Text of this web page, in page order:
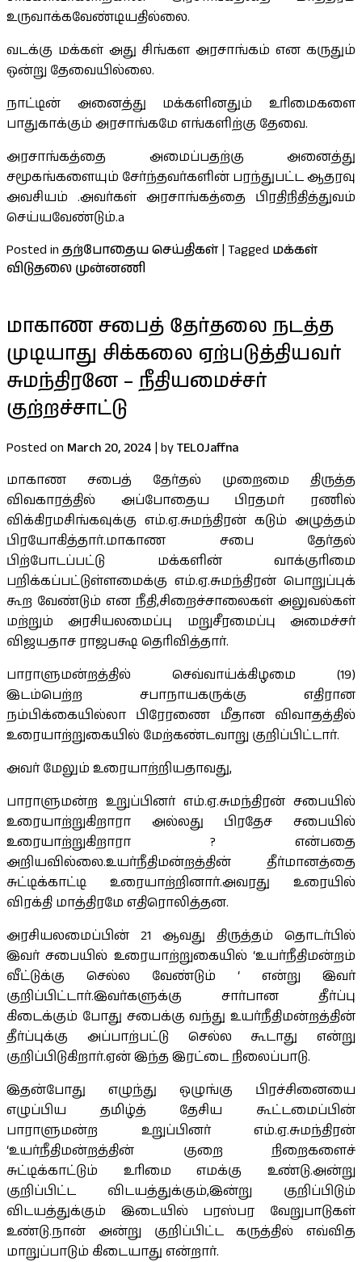
உருவாக்கவேண்டியதில்லை.
வடக்கு மக்கள் அது சிங்கள அரசாங்கம் என கருதும்
ஒன்று தேவையில்லை.
நாட்டின் அனைத்து மக்களினதும் உரிமைகளை
பாதுகாக்கும் அரசாங்கமே எங்களிற்கு தேவை.
அரசாங்கத்தை அமைப்பதற்கு அனைத்து
சமூகங்களையும் சேர்ந்தவர்களின் பரந்துபட்ட ஆதரவு
அவசியம் .அவர்கள் அரசாங்கத்தை பிரதிநிதித்துவம்
செய்யவேண்டும்.a
Posted in தற்போதைய செய்திகள் | Tagged மக்கள்
விடுதலை முன்னணி
மாகாண சபைத் தேர்தலை நடத்த
முடியாது சிக்கலை ஏற்படுத்தியவர்
சுமந்திரனே – நீதியமைச்சர்
குற்றச்சாட்டு
Posted on March 20, 2024 | byTELOJaffna
மாகாண சபைத் தேர்தல் முறைமை திருத்த
விவகாரத்தில் அப்போதைய பிரதமர் ரணில்
விக்கிரமசிங்கவுக்கு எம்.ஏ.சுமந்திரன் கடும் அழுத்தம்
பிரயோகித்தார்.மாகாண சபை தேர்தல்
பிற்போடப்பட்டு மக்களின் வாக்குரிமை
பறிக்கப்பட்டுள்ளமைக்கு எம்.ஏ.சுமந்திரன் பொறுப்புக்
கூற வேண்டும் என நீதி,சிறைச்சாலைகள் அலுவல்கள்
மற்றும் அரசியலமைப்பு மறுசீரமைப்பு அமைச்சர்
விஜயதாச ராஜபக்ஷ தெரிவித்தார்.
பாராளுமன்றத்தில் செவ்வாய்க்கிழமை (19)
இடம்பெற்ற சபாநாயகருக்கு எதிரான
நம்பிக்கையில்லா பிரேரணை மீதான விவாதத்தில்
உரையாற்றுகையில் மேற்கண்டவாறு குறிப்பிட்டார்.
அவர் மேலும் உரையாற்றியதாவது,
பாராளுமன்ற உறுப்பினர் எம்.ஏ.சுமந்திரன் சபையில்
உரையாற்றுகிறாரா அல்லது பிரதேச சபையில்
உரையாற்றுகிறாரா ? என்பதை
அறியவில்லை.உயர்நீதிமன்றத்தின் தீர்மானத்தை
சுட்டிக்காட்டி உரையாற்றினார்.அவரது உரையில்
விரக்தி மாத்திரமே எதிரொலித்தன.
அரசியலமைப்பின் 21 ஆவது திருத்தம் தொடர்பில்
இவர் சபையில் உரையாற்றுகையில் ‘உயர்நீதிமன்றம்
வீட்டுக்கு செல்ல வேண்டும் ‘ என்று இவர்
குறிப்பிட்டார்.இவர்களுக்கு சார்பான தீர்ப்பு
கிடைக்கும் போது சபைக்கு வந்து உயர்நீதிமன்றத்தின்
தீர்ப்புக்கு அப்பாற்பட்டு செல்ல கூடாது என்று
குறிப்பிடுகிறார்.ஏன் இந்த இரட்டை நிலைப்பாடு.
இதன்போது எழுந்து ஒழுங்கு பிரச்சினையை
எழுப்பிய தமிழ்த் தேசிய கூட்டமைப்பின்
பாராளுமன்ற உறுப்பினர் எம்.ஏ.சுமந்திரன்
‘உயர்நீதிமன்றத்தின் குறை நிறைகளைச்
சுட்டிக்காட்டும் உரிமை எமக்கு உண்டு.அன்று
குறிப்பிட்ட விடயத்துக்கும்,இன்று குறிப்பிடும்
விடயத்துக்கும் இடையில் பரஸ்பர வேறுபாடுகள்
உண்டு.நான் அன்று குறிப்பிட்ட கருத்தில் எவ்வித
மாறுப்பாடும் கிடையாது என்றார்.